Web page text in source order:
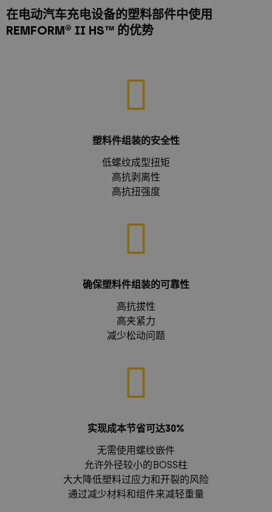
在电动汽车充电设备的塑料部件中使用
REMFORM® II HS™ 的优势
塑料件组装的安全性
低螺纹成型扭矩
高抗剥离性
高抗扭强度
确保塑料件组装的可靠性
高抗拔性
高夹紧力
减少松动问题
实现成本节省可达30%
无需使用螺纹嵌件
允许外径较小的BOSS柱
大大降低塑料过应力和开裂的风险
通过减少材料和组件来减轻重量